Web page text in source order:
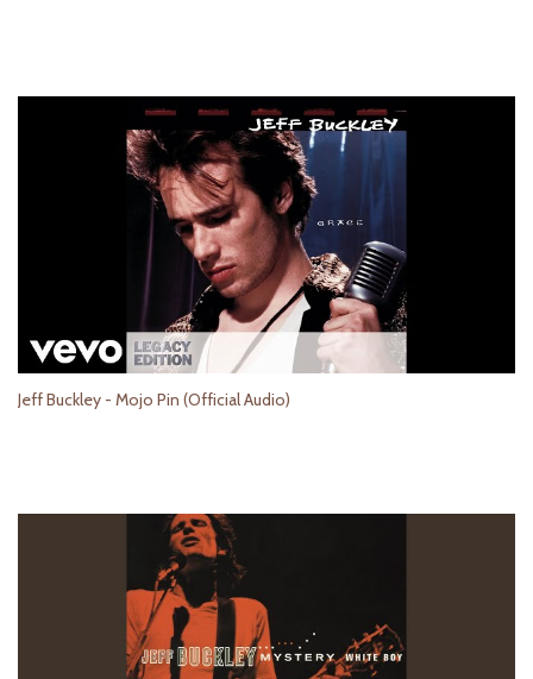
Jeff Buckley - Mojo Pin (Official Audio)